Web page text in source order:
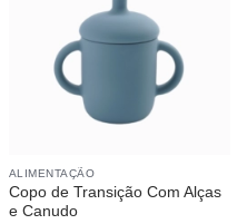
ALIMENTAÇÃO
Copo de Transição Com Alças
e Canudo